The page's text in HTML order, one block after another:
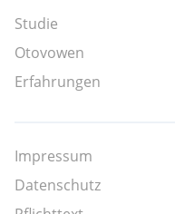
Studie
Otovowen
Erfahrungen
Impressum
Datenschutz